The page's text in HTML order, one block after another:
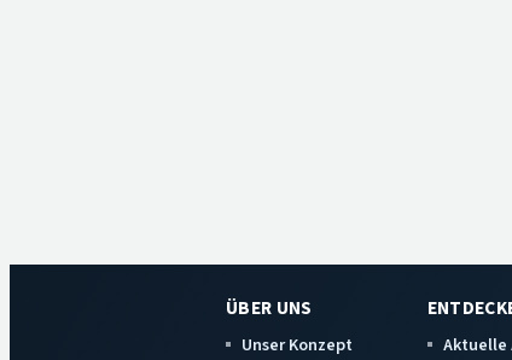
ÜBER UNS
Unser Konzept Aktuelle